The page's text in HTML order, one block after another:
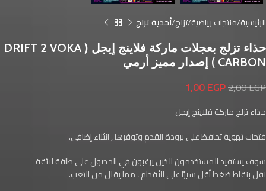
الرئيسية منتجات رياضية تزلج أحذية تزلج
حذاء تزلج بعجلات ماركة فلاينج إيجل ( DRIFT 2 VOKA
CARBON ) إصدار مميز أرمي
2,00EGP
1,00EGP
حذاء تزلج ماركة فلاينج إيجل
فتحات تهوية تحافظ على برودة القدم وتوفرها , انثناء إضافي.
سوف يستفيد المستخدمون الذين يرغبون في الحصول على طاقة لائقة
نقل بنقاط ضغط أقل سيرًا على الأقدام ، مما يقلل من التعب.